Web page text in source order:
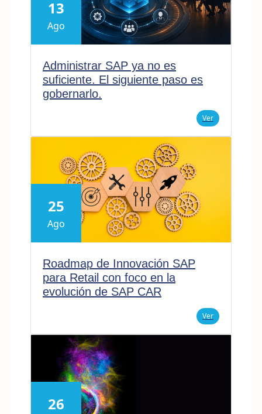
13
Ago
Administrar SAP ya no es
suficiente. El siguiente paso es
gobernarlo.
Ver
25
Ago
Roadmap de Innovación SAP
para Retail con foco en la
evolución de SAP CAR
Ver
26